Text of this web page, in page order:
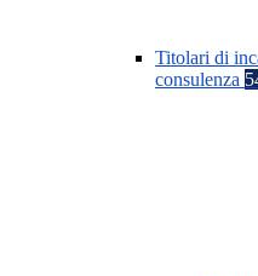
Titolari di
consulenza